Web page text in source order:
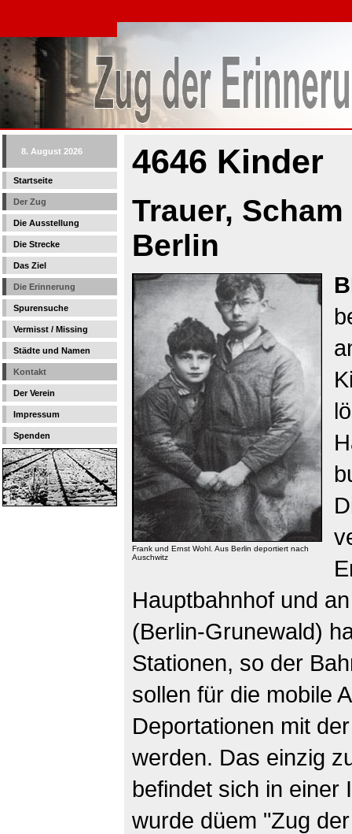
8. August 2026
Startseite
Der Zug
Die Ausstellung
Die Strecke
Das Ziel
Die Erinnerung
Spurensuche
Vermisst / Missing
Städte und Namen
Kontakt
Der Verein
Impressum
Spenden
4646 Kinder
Trauer,
Berlin
Frank und Ernst Wohl. Aus Berlin deportiert nach
Auschwitz
Hauptbahnhof und
(Berlin-Grunewald)
Stationen, so der
sollen für die mobile
Deportationen mit
werden. Das einzig
befindet sich in einer
wurde düem "Zug